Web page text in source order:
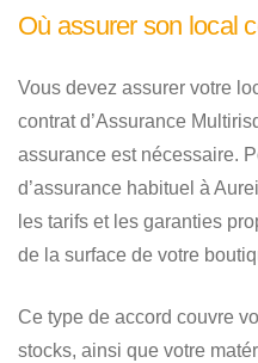
Où assurer son local
Vous devez assurer votre
contrat d’Assurance
assurance est nécessaire.
d’assurance habituel à
les tarifs et les garanties
de la surface de votre
Ce type de accord couvre
stocks, ainsi que votre